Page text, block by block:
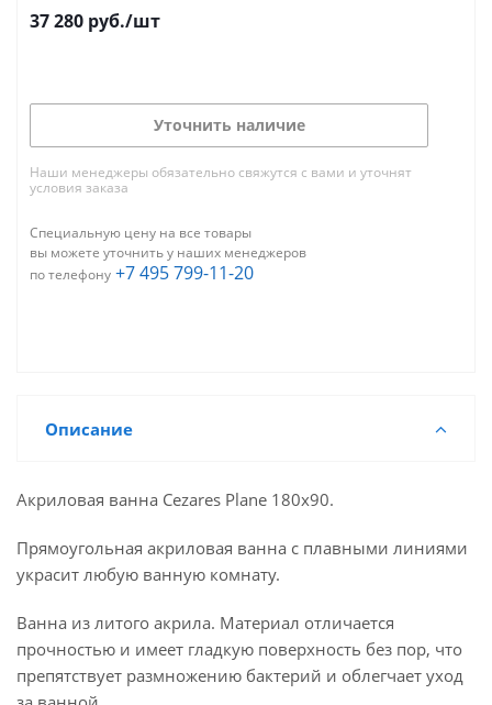
37 280 руб./шт
Уточнить наличие
Наши менеджеры обязательно свяжутся с вами и уточнят
условия заказа
Специальную цену на все товары
вы можете уточнить у наших менеджеров
по телефону +7 495 799-11-20
Описание
Акриловая ванна Cezares Plane 180х90.
Прямоугольная акриловая ванна с плавными линиями
украсит любую ванную комнату.
Ванна из литого акрила. Материал отличается
прочностью и имеет гладкую поверхность без пор, что
препятствует размножению бактерий и облегчает уход